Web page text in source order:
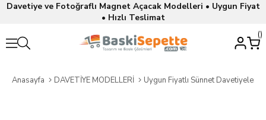
Davetiye ve Fotoğraflı Magnet Açacak Modelleri • Uygun Fiyat
• Hızlı Teslimat
Anasayfa DAVETİYE MODELLERİ Uygun Fiyatlı Sünnet Davetiyeleri